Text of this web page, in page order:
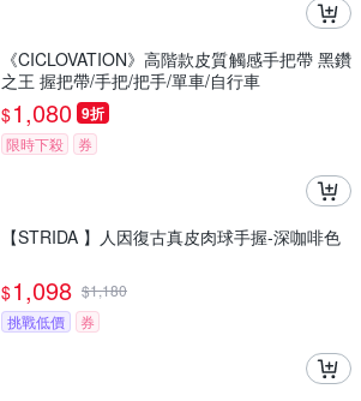
《CICLOVATION》高階款皮質觸感手把帶 黑鑽
之王 握把帶/手把/把手/單車/自行車
$1,080 9折
限時下殺 券
【STRIDA 】人因復古真皮肉球手握-深咖啡色
$1,098 $1,180
挑戰低價
券